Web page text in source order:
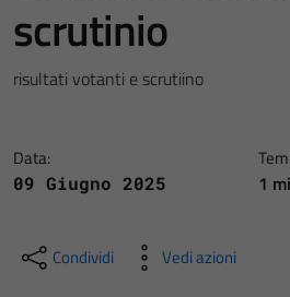
scrutinio
risultati votanti e scrutiino
Data:
09 Giugno 2025 1
Condividi Vedi azioni